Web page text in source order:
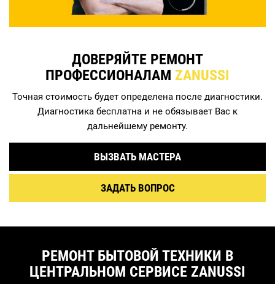
ДОВЕРЯЙТЕ РЕМОНТ
ПРОФЕССИОНАЛАМ ZANUSSI
Точная стоимость будет определена после диагностики.
Диагностика бесплатна и не обязывает Вас к
дальнейшему ремонту.
ВЫЗВАТЬ МАСТЕРА
ЗАДАТЬ ВОПРОС
РЕМОНТ БЫТОВОЙ ТЕХНИКИ В
ЦЕНТРАЛЬНОМ СЕРВИСЕ ZANUSSI